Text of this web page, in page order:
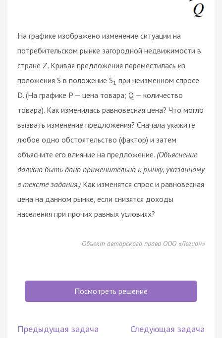
На графике изображено изменение ситуации на
потребительском рынке загородной недвижимости в
стране Z. Кривая предложения переместилась из
положения S в положение S1 при неизменном спросе
D. (На графике P — цена товара; Q — количество
товара). Как изменилась равновесная цена? Что могло
вызвать изменение предложения? Сначала укажите
любое одно обстоятельство (фактор) и затем
объясните его влияние на предложение. (Объяснение
должно быть дано применительно к рынку, указанному
в тексте задания.) Как изменятся спрос и равновесная
цена на данном рынке, если снизятся доходы
населения при прочих равных условиях?
Объект авторского права ООО «Легион»
Посмотреть решение
Предыдущая задача Следующая задача